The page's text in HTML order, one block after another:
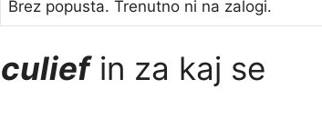
Brez popusta. Trenutno ni na zalogi.
in za kaj se